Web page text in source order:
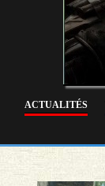
ACTUALITÉS